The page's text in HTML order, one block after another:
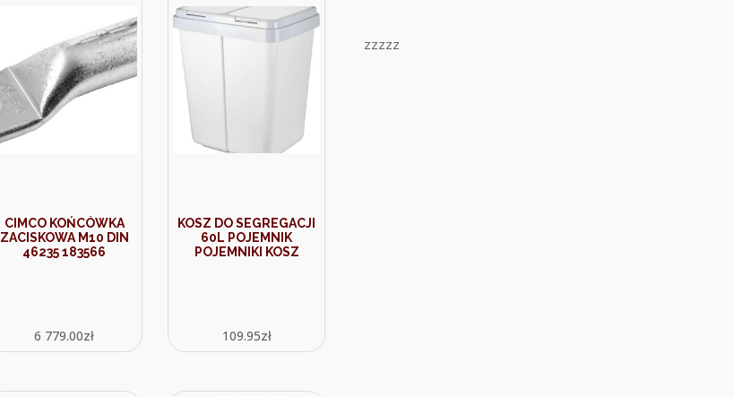
CIMCO KOŃCÓWKA
ZACISKOWA M10 DIN
46235 183566
6 779.00zł
KOSZ DO SEGREGACJI
60L POJEMNIK
POJEMNIKI KOSZ
109.95zł
zzzzz